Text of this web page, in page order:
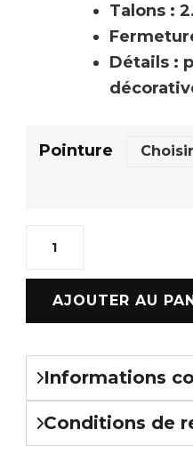
Talons :
Détails :
Pointure
AJOUTER AU
Informations
Conditions de